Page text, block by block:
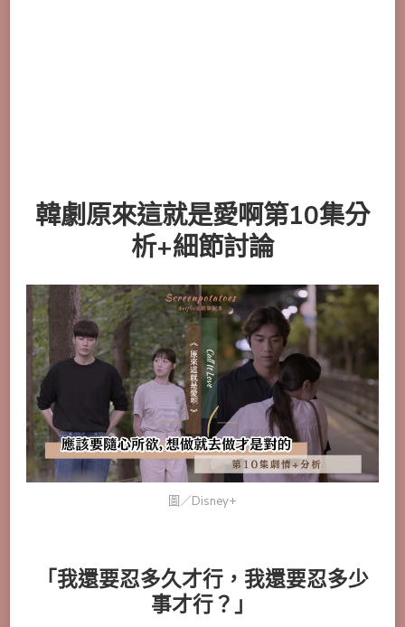
韓劇原來這就是愛啊第10集分
析+細節討論
圖／Disney+
「我還要忍多久才行，我還要忍多少
事才行？」